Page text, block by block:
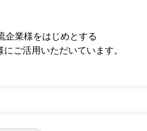
企業様をはじめとする
ご活用いただいています。